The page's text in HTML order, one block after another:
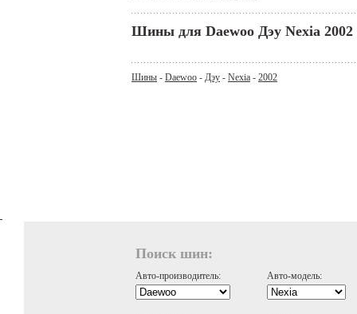
Шины для Daewoo Дэу Nexia 2002
Шины - Daewoo - Дэу - Nexia - 2002
Поиск шин:
Авто-производитель: Авто-модель: